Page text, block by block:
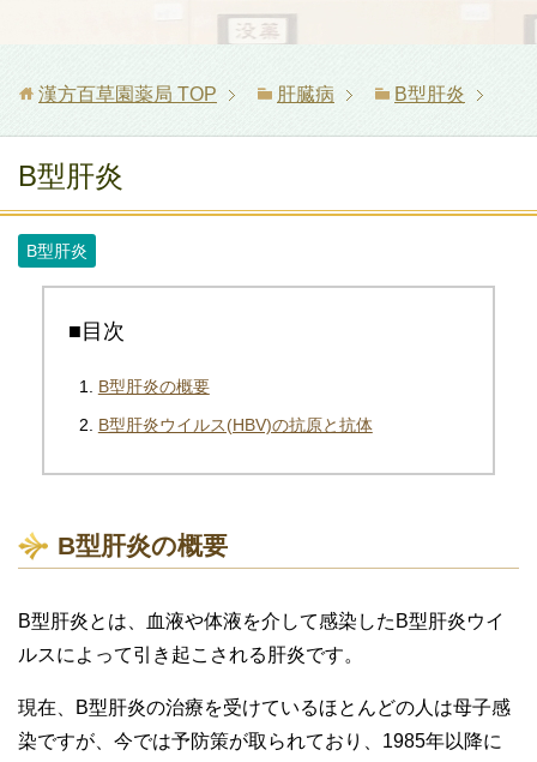
漢方百草園薬局 TOP 肝臓病 B型肝炎
B型肝炎
B型肝炎
■目次
B型肝炎の概要
B型肝炎ウイルス(HBV)の抗原と抗体
B型肝炎の概要
B型肝炎とは、血液や体液を介して感染したB型肝炎ウイ
ルスによって引き起こされる肝炎です。
現在、B型肝炎の治療を受けているほとんどの人は母子感
染ですが、今では予防策が取られており、1985年以降に